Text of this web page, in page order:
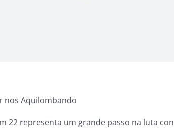
nos Aquilombando
22 representa um grande passo na luta